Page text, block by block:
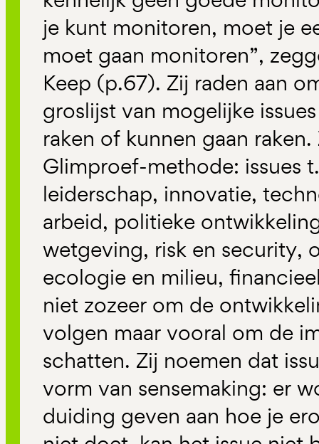
je kunt monitoren, moet je
moet gaan monitoren”,
Keep (p.67). Zij raden aan
groslijst van mogelijke
raken of kunnen gaan
Glimproef-methode: issues
leiderschap, innovatie,
arbeid, politieke
wetgeving, risk en security,
ecologie en milieu,
niet zozeer om de
volgen maar vooral om de
schatten. Zij noemen dat
vorm van sensemaking: er
duiding geven aan hoe je